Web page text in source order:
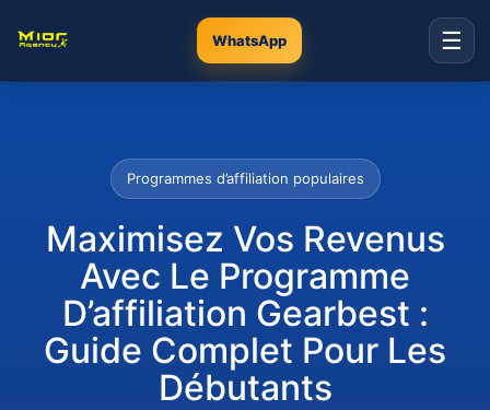
WhatsApp ☰
Programmes d’affiliation populaires
Maximisez Vos Revenus
Avec Le Programme
D’affiliation Gearbest :
Guide Complet Pour Les
Débutants